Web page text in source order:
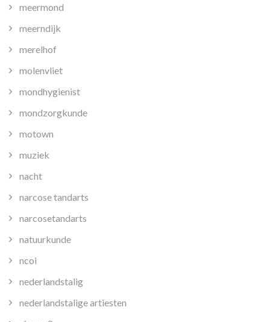
meermond
meerndijk
merelhof
molenvliet
mondhygienist
mondzorgkunde
motown
muziek
nacht
narcose tandarts
narcosetandarts
natuurkunde
ncoi
nederlandstalig
nederlandstalige artiesten